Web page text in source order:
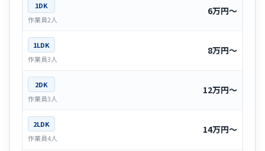
1DK
作業員2人
6万円〜
1LDK
作業員3人
8万円〜
2DK
作業員3人
12万円〜
2LDK
作業員4人
14万円〜